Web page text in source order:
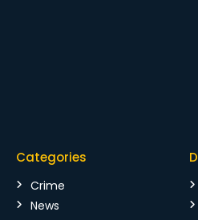
Categories
Crime
News